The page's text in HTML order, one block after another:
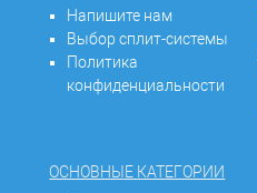
Напишите нам
Выбор сплит-системы
Политика
конфиденциальности
ОСНОВНЫЕ КАТЕГОРИИ